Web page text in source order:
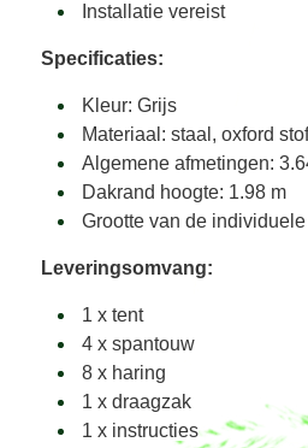
Installatie vereist
Specificaties:
Kleur: Grijs
Materiaal: staal, oxford
Algemene afmetingen:
Dakrand hoogte: 1.98 m
Grootte van de
Leveringsomvang:
1 x tent
4 x spantouw
8 x haring
1 x draagzak
1 x instructies